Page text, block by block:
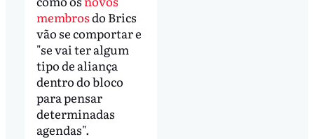
membrosdo Brics
vão se comportar e
"se vai ter algum
tipo de aliança
dentro do bloco
para pensar
determinadas
agendas".